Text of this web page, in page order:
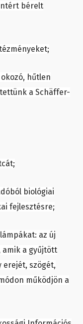
bérelt
hűtlen
a Schäffer-
biológiai
fejlesztésre;
az új
a gyűjtött
erejét, szögét,
működjön a